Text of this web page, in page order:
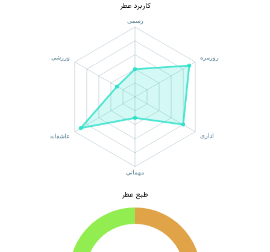
کاربرد عطر
طبع عطر